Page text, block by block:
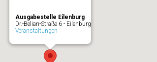
Ausgabestelle Eilenburg
Dr.-Belian-Straße 6 - Eilenburg
Veranstaltungen